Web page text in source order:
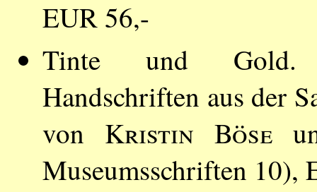
EUR 56,-
Tinte und Gold.
Handschriften aus der
von Kristin Böse
Museumsschriften 10),